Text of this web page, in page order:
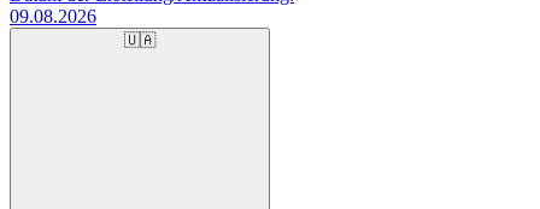
09.08.2026
🇺🇦